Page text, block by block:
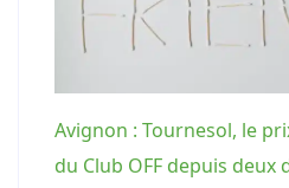
Avignon : Tournesol, le
du Club OFF depuis deux